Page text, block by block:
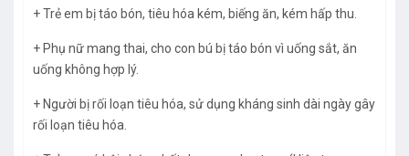
+ Trẻ em bị táo bón, tiêu hóa kém, biếng ăn, kém hấp thu.
+ Phụ nữ mang thai, cho con bú bị táo bón vì uống sắt, ăn
uống không hợp lý.
+ Người bị rối loạn tiêu hóa, sử dụng kháng sinh dài ngày gây
rối loạn tiêu hóa.